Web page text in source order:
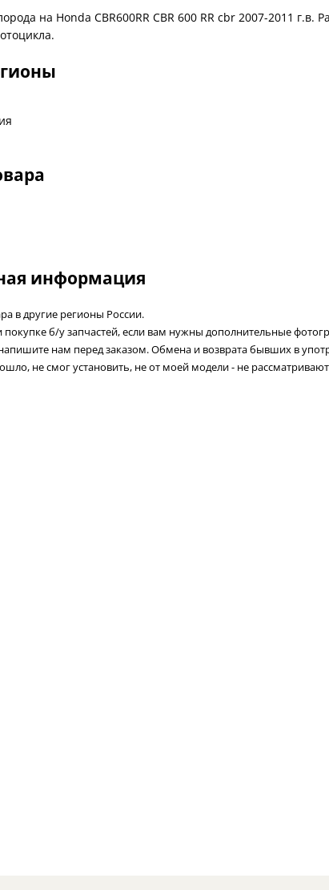
на Honda CBR600RR CBR 600 RR cbr 2007-2011 г.в.
информация
в другие регионы России.
б/у запчастей, если вам нужны дополнительные
нам перед заказом. Обмена и возврата бывших в
не смог установить, не от моей модели - не